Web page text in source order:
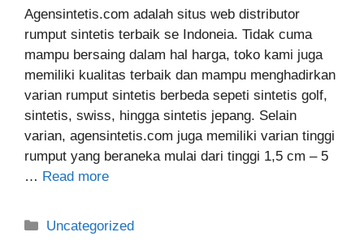
Agensintetis.com adalah situs web distributor
rumput sintetis terbaik se Indoneia. Tidak cuma
mampu bersaing dalam hal harga, toko kami juga
memiliki kualitas terbaik dan mampu menghadirkan
varian rumput sintetis berbeda sepeti sintetis golf,
sintetis, swiss, hingga sintetis jepang. Selain
varian, agensintetis.com juga memiliki varian tinggi
rumput yang beraneka mulai dari tinggi 1,5 cm – 5
… Read more
Categories
Uncategorized